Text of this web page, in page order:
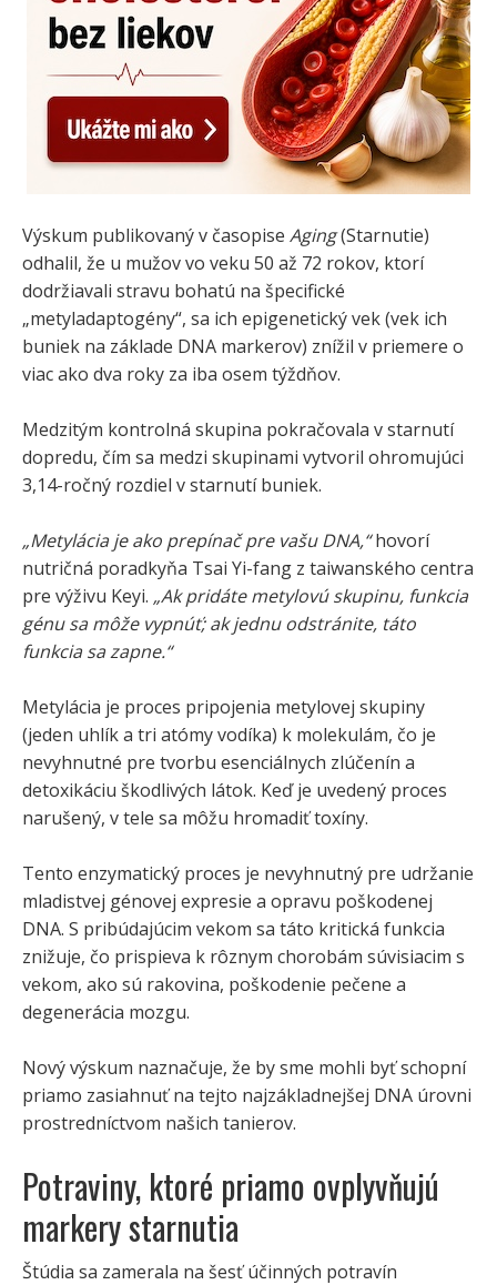
Výskum publikovaný v časopise Aging(Starnutie)
odhalil, že u mužov vo veku 50 až 72 rokov, ktorí
dodržiavali stravu bohatú na špecifické
„metyladaptogény“, sa ich epigenetický vek (vek ich
buniek na základe DNA markerov) znížil v priemere o
viac ako dva roky za iba osem týždňov.
Medzitým kontrolná skupina pokračovala v starnutí
dopredu, čím sa medzi skupinami vytvoril ohromujúci
3,14-ročný rozdiel v starnutí buniek.
„Metylácia je ako prepínač pre vašu DNA,“hovorí
nutričná poradkyňa Tsai Yi-fang z taiwanského centra
pre výživu Keyi. „Ak pridáte metylovú skupinu, funkcia
génu sa môže vypnúť; ak jednu odstránite, táto
funkcia sa zapne.“
Metylácia je proces pripojenia metylovej skupiny
(jeden uhlík a tri atómy vodíka) k molekulám, čo je
nevyhnutné pre tvorbu esenciálnych zlúčenín a
detoxikáciu škodlivých látok. Keď je uvedený proces
narušený, v tele sa môžu hromadiť toxíny.
Tento enzymatický proces je nevyhnutný pre udržanie
mladistvej génovej expresie a opravu poškodenej
DNA. S pribúdajúcim vekom sa táto kritická funkcia
znižuje, čo prispieva k rôznym chorobám súvisiacim s
vekom, ako sú rakovina, poškodenie pečene a
degenerácia mozgu.
Nový výskum naznačuje, že by sme mohli byť schopní
priamo zasiahnuť na tejto najzákladnejšej DNA úrovni
prostredníctvom našich tanierov.
Potraviny, ktoré priamo ovplyvňujú
markery starnutia
Štúdia sa zamerala na šesť účinných potravín